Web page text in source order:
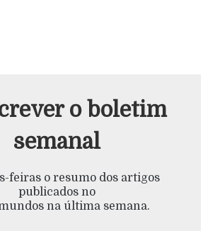
o boletim
semanal
feiras o resumo dos artigos
publicados no
na última semana.